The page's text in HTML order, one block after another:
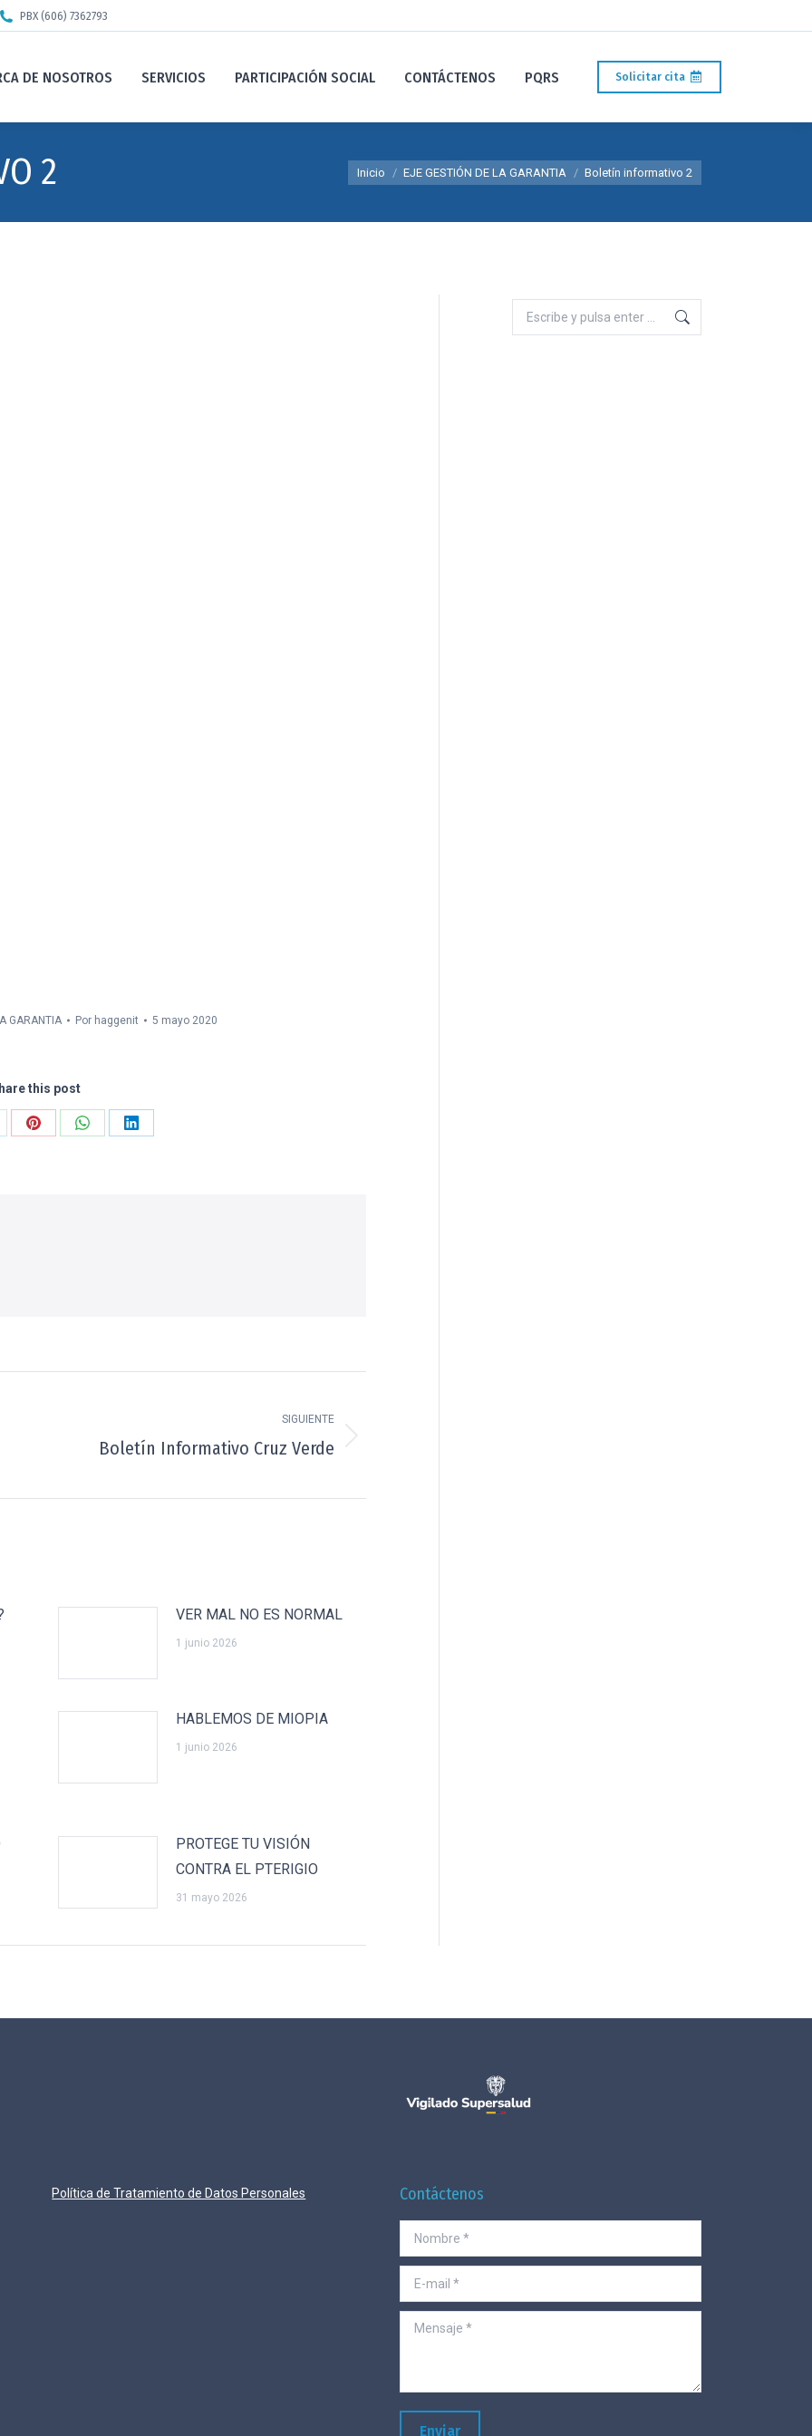
PBX (606) 7362793
DE NOSOTROS SERVICIOS PARTICIPACIÓN SOCIAL CONTÁCTENOS PQRS Solicitar cita
2 Estás aquí:
Inicio EJE GESTIÓN DE LA GARANTIA Boletín informativo 2
GARANTIA Por haggenit 5 mayo 2020
this post
Share
Share
Share
SIGUIENTE
Publicación
Boletín Informativo Cruz Verde
VER MAL NO ES NORMAL
1 junio 2026
HABLEMOS DE MIOPIA
1 junio 2026
PROTEGE TU VISIÓN
CONTRA EL PTERIGIO
31 mayo 2026
Buscar:
Política de Tratamiento de Datos Personales Contáctenos
Nombre *
E-mail *
Mensaje *
Enviar